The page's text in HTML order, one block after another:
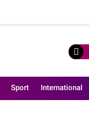
Sport International